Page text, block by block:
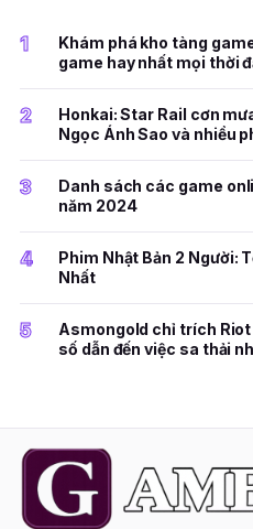
1
Khám phá kho tàng
game hay nhất mọi thời
2
Honkai: Star Rail cơn
Ngọc Ánh Sao và nhiều
3
Danh sách các game
năm 2024
4
Phim Nhật Bản 2 Người:
Nhất
5
Asmongold chỉ trích Riot
số dẫn đến việc sa thải